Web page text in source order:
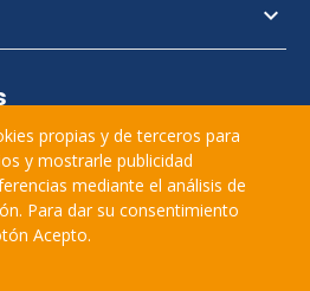

propias y de terceros para
y mostrarle publicidad
mediante el análisis de
Para dar su consentimiento
Acepto.